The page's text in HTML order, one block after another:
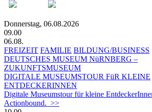
Donnerstag, 06.08.2026
09.00
06.08.
FREIZEIT FAMILIE BILDUNG/BUSINESS
DEUTSCHES MUSEUM NüRNBERG –
ZUKUNFTSMUSEUM
DIGITALE MUSEUMSTOUR FüR KLEINE
ENTDECKERINNEN
Digitale Museumstour für kleine
Actionbound. >>